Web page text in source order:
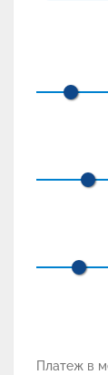
Платеж в